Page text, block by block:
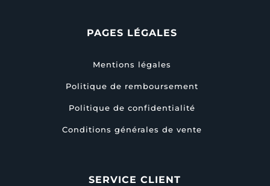
PAGES LÉGALES
Mentions légales
Politique de remboursement
Politique de confidentialité
Conditions générales de vente
SERVICE CLIENT